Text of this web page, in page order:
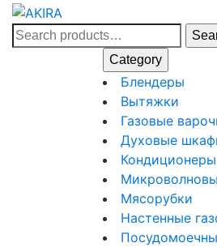
Skip
content
Search
for:
Category
Блендеры
Вытяжки
Газовые
Духовые
Кондиционеры
Мясорубки
Настенные